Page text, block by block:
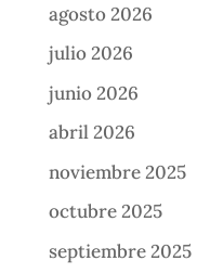
agosto 2026
julio 2026
junio 2026
abril 2026
noviembre 2025
octubre 2025
septiembre 2025